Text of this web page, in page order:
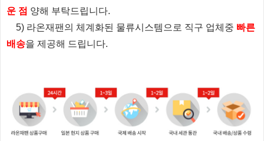
운 점 양해 부탁드립니다.
5) 라온재팬의 체계화된 물류시스템으로 직구 업체중 빠른
배송을 제공해 드립니다.